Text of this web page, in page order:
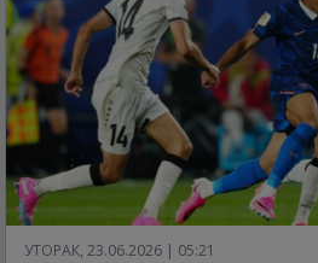
УТОРАК, 23.06.2026 | 05:21